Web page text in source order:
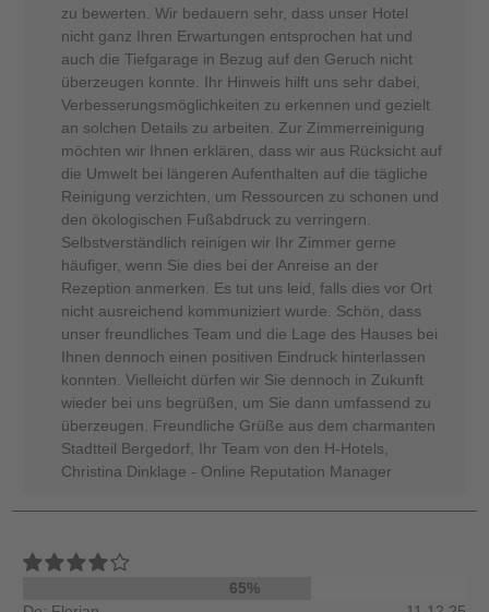
zu bewerten. Wir bedauern sehr, dass unser Hotel
nicht ganz Ihren Erwartungen entsprochen hat und
auch die Tiefgarage in Bezug auf den Geruch nicht
überzeugen konnte. Ihr Hinweis hilft uns sehr dabei,
Verbesserungsmöglichkeiten zu erkennen und gezielt
an solchen Details zu arbeiten. Zur Zimmerreinigung
möchten wir Ihnen erklären, dass wir aus Rücksicht auf
die Umwelt bei längeren Aufenthalten auf die tägliche
Reinigung verzichten, um Ressourcen zu schonen und
den ökologischen Fußabdruck zu verringern.
Selbstverständlich reinigen wir Ihr Zimmer gerne
häufiger, wenn Sie dies bei der Anreise an der
Rezeption anmerken. Es tut uns leid, falls dies vor Ort
nicht ausreichend kommuniziert wurde. Schön, dass
unser freundliches Team und die Lage des Hauses bei
Ihnen dennoch einen positiven Eindruck hinterlassen
konnten. Vielleicht dürfen wir Sie dennoch in Zukunft
wieder bei uns begrüßen, um Sie dann umfassend zu
überzeugen. Freundliche Grüße aus dem charmanten
Stadtteil Bergedorf, Ihr Team von den H-Hotels,
Christina Dinklage - Online Reputation Manager
65%